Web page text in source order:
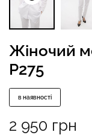
Жіночий
P275
в наявності
2 950 грн